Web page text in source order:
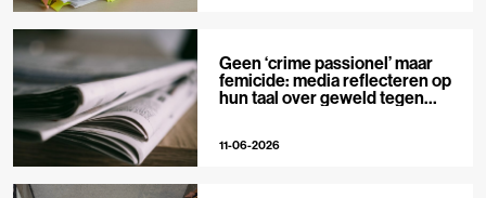
Geen ‘crime passionel’ maar
femicide: media reflecteren op
hun taal over geweld tegen
11-06-2026